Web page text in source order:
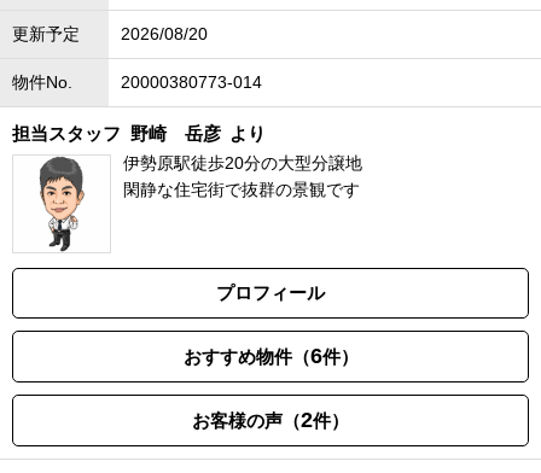
更新予定 2026/08/20
物件No. 20000380773-014
担当スタッフ 野崎 岳彦 より
伊勢原駅徒歩20分の大型分譲地
閑静な住宅街で抜群の景観です
プロフィール
おすすめ物件（6件）
お客様の声（2件）